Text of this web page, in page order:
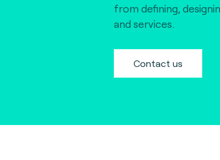
from defining,
and services.
Contact us